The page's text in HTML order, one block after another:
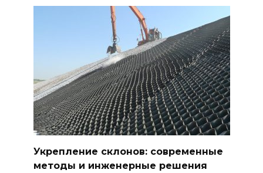
Укрепление склонов: современные
методы и инженерные решения